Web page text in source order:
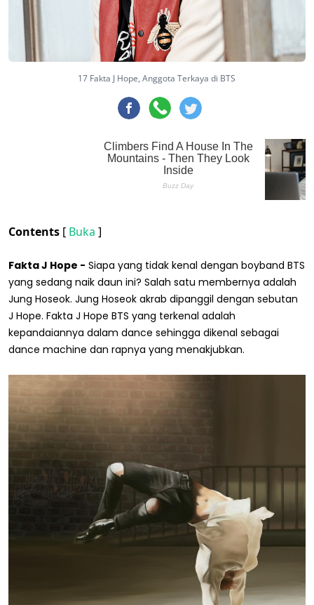
17 Fakta J Hope, Anggota Terkaya di BTS
Contents [ Buka ]
Fakta J Hope - Siapa yang tidak kenal dengan boyband BTS
yang sedang naik daun ini? Salah satu membernya adalah
Jung Hoseok. Jung Hoseok akrab dipanggil dengan sebutan
J Hope. Fakta J Hope BTS yang terkenal adalah
kepandaiannya dalam dance sehingga dikenal sebagai
dance machine dan rapnya yang menakjubkan.